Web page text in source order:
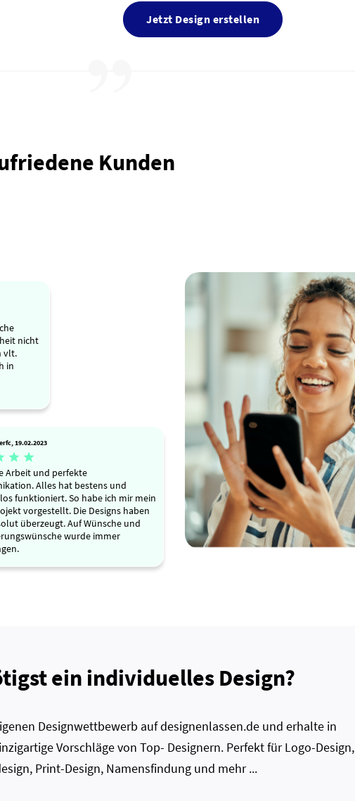
Jetzt Design erstellen
Kunden
nicht
vlt.
in
19.02.2023
 
Arbeit und perfekte
Alles hat bestens und
funktioniert. So habe ich mir mein
vorgestellt. Die Designs haben
überzeugt. Auf Wünsche und
wurde immer
ein individuelles Design?
Designwettbewerb auf designenlassen.de und erhalte in
Vorschläge von Top- Designern. Perfekt für Logo-Design,
Print-Design, Namensfindung und mehr ...